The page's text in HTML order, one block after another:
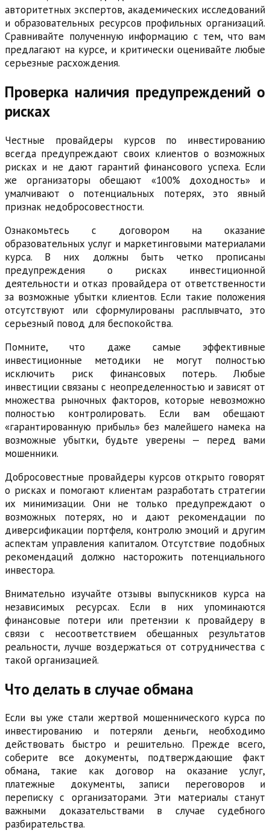
авторитетных экспертов, академических исследований
и образовательных ресурсов профильных организаций.
Сравнивайте полученную информацию с тем, что вам
предлагают на курсе, и критически оценивайте любые
серьезные расхождения.
Проверка наличия предупреждений о
рисках
Честные провайдеры курсов по инвестированию
всегда предупреждают своих клиентов о возможных
рисках и не дают гарантий финансового успеха. Если
же организаторы обещают «100% доходность» и
умалчивают о потенциальных потерях, это явный
признак недобросовестности.
Ознакомьтесь с договором на оказание
образовательных услуг и маркетинговыми материалами
курса. В них должны быть четко прописаны
предупреждения о рисках инвестиционной
деятельности и отказ провайдера от ответственности
за возможные убытки клиентов. Если такие положения
отсутствуют или сформулированы расплывчато, это
серьезный повод для беспокойства.
Помните, что даже самые эффективные
инвестиционные методики не могут полностью
исключить риск финансовых потерь. Любые
инвестиции связаны с неопределенностью и зависят от
множества рыночных факторов, которые невозможно
полностью контролировать. Если вам обещают
«гарантированную прибыль» без малейшего намека на
возможные убытки, будьте уверены — перед вами
мошенники.
Добросовестные провайдеры курсов открыто говорят
о рисках и помогают клиентам разработать стратегии
их минимизации. Они не только предупреждают о
возможных потерях, но и дают рекомендации по
диверсификации портфеля, контролю эмоций и другим
аспектам управления капиталом. Отсутствие подобных
рекомендаций должно насторожить потенциального
инвестора.
Внимательно изучайте отзывы выпускников курса на
независимых ресурсах. Если в них упоминаются
финансовые потери или претензии к провайдеру в
связи с несоответствием обещанных результатов
реальности, лучше воздержаться от сотрудничества с
такой организацией.
Что делать в случае обмана
Если вы уже стали жертвой мошеннического курса по
инвестированию и потеряли деньги, необходимо
действовать быстро и решительно. Прежде всего,
соберите все документы, подтверждающие факт
обмана, такие как договор на оказание услуг,
платежные документы, записи переговоров и
переписку с организаторами. Эти материалы станут
важными доказательствами в случае судебного
разбирательства.